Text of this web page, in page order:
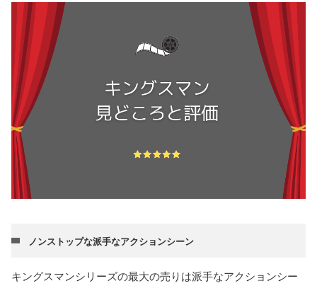
ノンストップな派手なアクションシーン
キングスマンシリーズの最大の売りは派手なアクションシー